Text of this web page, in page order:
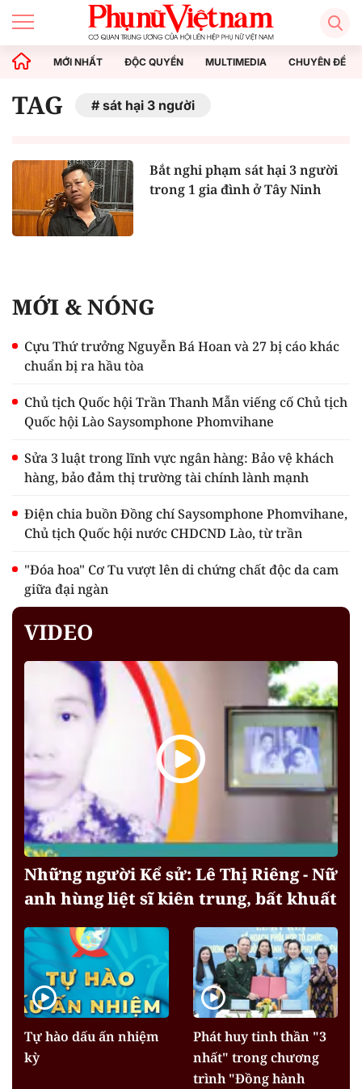
MỚI NHẤT ĐỘC QUYỀN MULTIMEDIA CHUYÊN ĐỀ
TAG sát hại 3 người
Bắt nghi phạm sát hại 3 người
trong 1 gia đình ở Tây Ninh
MỚI & NÓNG
Cựu Thứ trưởng Nguyễn Bá Hoan và 27 bị cáo khác
chuẩn bị ra hầu tòa
Chủ tịch Quốc hội Trần Thanh Mẫn viếng cố Chủ tịch
Quốc hội Lào Saysomphone Phomvihane
Sửa 3 luật trong lĩnh vực ngân hàng: Bảo vệ khách
hàng, bảo đảm thị trường tài chính lành mạnh
Điện chia buồn Đồng chí Saysomphone Phomvihane,
Chủ tịch Quốc hội nước CHDCND Lào, từ trần
"Đóa hoa" Cơ Tu vượt lên di chứng chất độc da cam
giữa đại ngàn
VIDEO
Những người Kể sử: Lê Thị Riêng - Nữ
anh hùng liệt sĩ kiên trung, bất khuất
Tự hào dấu ấn nhiệm
kỳ
Phát huy tinh thần "3
nhất" trong chương
trình "Đồng hành